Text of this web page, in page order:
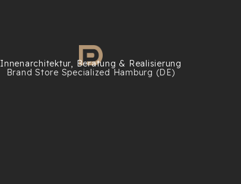
Brand Store Specialized Hamburg (DE)
Innenarchitektur, Beratung & Realisierung